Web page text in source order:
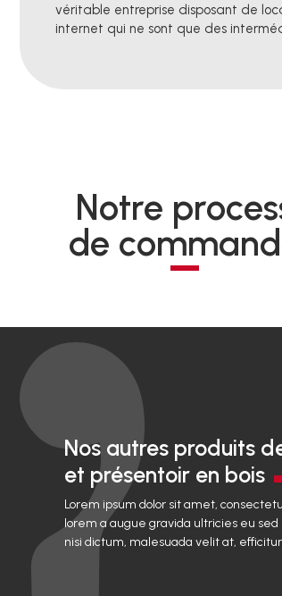
véritable entreprise disposant de
internet qui ne sont que des
Notre
de
Nos autres produits
et présentoir en bois
Lorem ipsum dolor sit amet,
lorem a augue gravida ultricies eu
nisi dictum, malesuada velit at,